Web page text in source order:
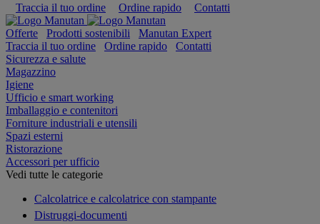
Traccia il tuo ordine
Ordine rapido Contatti
Offerte Prodotti sostenibili
Manutan Expert
Traccia il tuo ordine
Ordine rapido
Contatti
Sicurezza e salute
Magazzino
Igiene
Ufficio e smart working
Imballaggio e contenitori
Forniture industriali e utensili
Spazi esterni
Ristorazione
Accessori per ufficio
Vedi tutte le categorie
Calcolatrice e calcolatrice con stampante
Distruggi-documenti